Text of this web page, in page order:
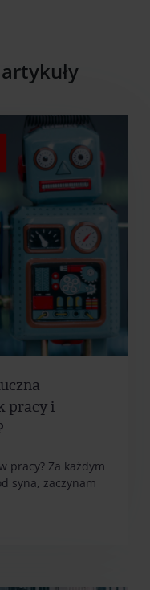
pracy i
pracy? Za każdym
syna, zaczynam